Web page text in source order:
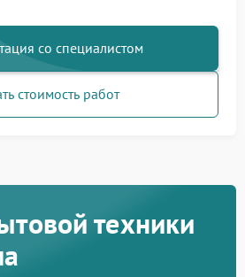
со специалистом
стоимость работ
техники